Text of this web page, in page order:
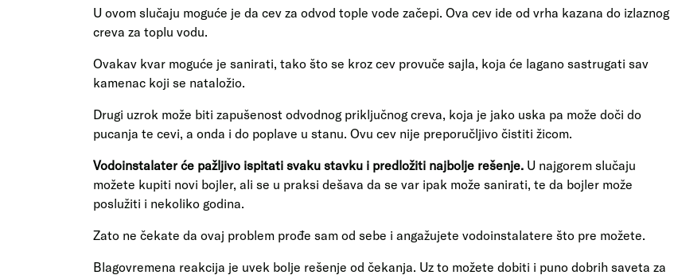
U ovom slučaju moguće je da cev za odvod tople vode začepi. Ova cev ide od vrha kazana do izlaznog
creva za toplu vodu.
Ovakav kvar moguće je sanirati, tako što se kroz cev provuče sajla, koja će lagano sastrugati sav
kamenac koji se nataložio.
Drugi uzrok može biti zapušenost odvodnog priključnog creva, koja je jako uska pa može doči do
pucanja te cevi, a onda i do poplave u stanu. Ovu cev nije preporučljivo čistiti žicom.
Vodoinstalater će pažljivo ispitati svaku stavku i predložiti najbolje rešenje. U najgorem slučaju
možete kupiti novi bojler, ali se u praksi dešava da se var ipak može sanirati, te da bojler može
poslužiti i nekoliko godina.
Zato ne čekate da ovaj problem prođe sam od sebe i angažujete vodoinstalatere što pre možete.
Blagovremena reakcija je uvek bolje rešenje od čekanja. Uz to možete dobiti i puno dobrih saveta za